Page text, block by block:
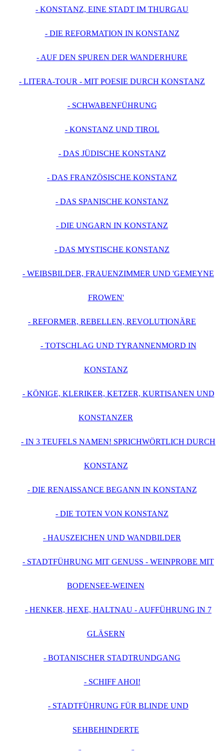
- KONSTANZ, EINE STADT IM THURGAU
- DIE REFORMATION IN KONSTANZ
- AUF DEN SPUREN DER WANDERHURE
- LITERA-TOUR - MIT POESIE DURCH KONSTANZ
- SCHWABENFÜHRUNG
- KONSTANZ UND TIROL
- DAS JÜDISCHE KONSTANZ
- DAS FRANZÖSISCHE KONSTANZ
- DAS SPANISCHE KONSTANZ
- DIE UNGARN IN KONSTANZ
- DAS MYSTISCHE KONSTANZ
- WEIBSBILDER, FRAUENZIMMER UND 'GEMEYNE
FROWEN'
- REFORMER, REBELLEN, REVOLUTIONÄRE
- TOTSCHLAG UND TYRANNENMORD IN
KONSTANZ
- KÖNIGE, KLERIKER, KETZER, KURTISANEN UND
KONSTANZER
- IN 3 TEUFELS NAMEN! SPRICHWÖRTLICH DURCH
KONSTANZ
- DIE RENAISSANCE BEGANN IN KONSTANZ
- DIE TOTEN VON KONSTANZ
- HAUSZEICHEN UND WANDBILDER
- STADTFÜHRUNG MIT GENUSS - WEINPROBE MIT
BODENSEE-WEINEN
- HENKER, HEXE, HALTNAU - AUFFÜHRUNG IN 7
GLÄSERN
- BOTANISCHER STADTRUNDGANG
- SCHIFF AHOI!
- STADTFÜHRUNG FÜR BLINDE UND
SEHBEHINDERTE